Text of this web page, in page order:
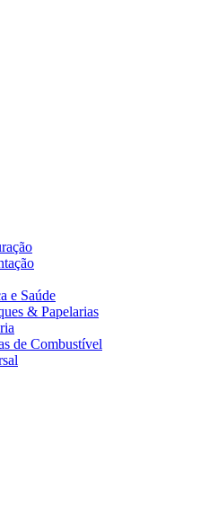
e Saúde
& Papelarias
de Combustível